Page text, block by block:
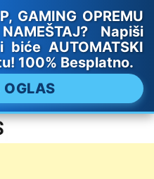
GAMING OPREMU
Napiši
AUTOMATSKI
100% Besplatno.